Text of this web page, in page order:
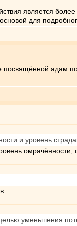
является
для
посвящённой адам
и уровень
омрачённости,
уменьшения